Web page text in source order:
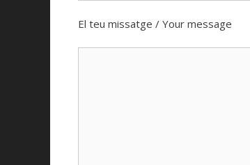
El teu missatge / Your message